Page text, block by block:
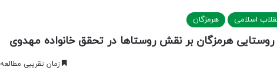
اسلامی هرمزگان
هرمزگان بر نقش روستاها در تحقق خانواده مهدوی
زمان تقریبی مطالعه 2 دقیقه